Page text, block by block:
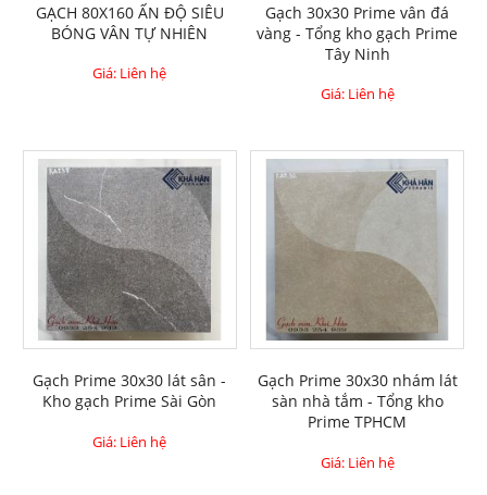
GẠCH 80X160 ẤN ĐỘ SIÊU
BÓNG VÂN TỰ NHIÊN
Giá: Liên hệ
Gạch 30x30 Prime vân đá
vàng - Tổng kho gạch Prime
Tây Ninh
Giá: Liên hệ
Gạch Prime 30x30 lát sân -
Kho gạch Prime Sài Gòn
Giá: Liên hệ
Gạch Prime 30x30 nhám lát
sàn nhà tắm - Tổng kho
Prime TPHCM
Giá: Liên hệ